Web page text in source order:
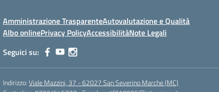
Amministrazione TrasparenteAutovalutazione e Qualità
Albo onlinePrivacy PolicyAccessibilitàNote Legali
Seguici su:
Indirizzo:Viale Mazzini, 37 - 62027 San Severino Marche (MC)